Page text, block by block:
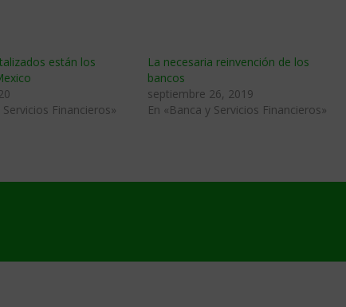
están los
Servicios Financieros»
La necesaria reinvención de los
bancos
septiembre 26, 2019
En «Banca y Servicios Financieros»